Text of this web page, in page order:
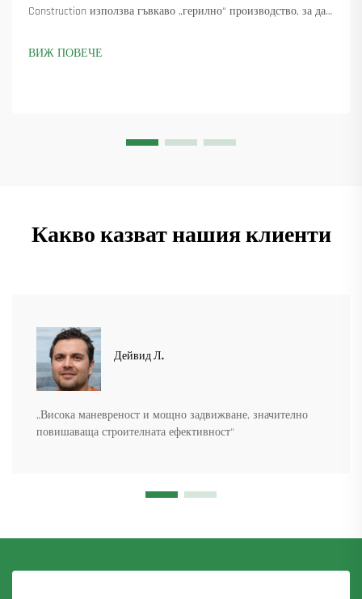
Construction използва гъвкаво „герилно“ производство, за да
Вижте как са поддържали производството в движение.
ВИЖ ПОВЕЧЕ
Какво казват нашия клиенти
Дейвид Л.
„Висока маневреност и мощно задвижване, значително
повишаваща строителната ефективност“